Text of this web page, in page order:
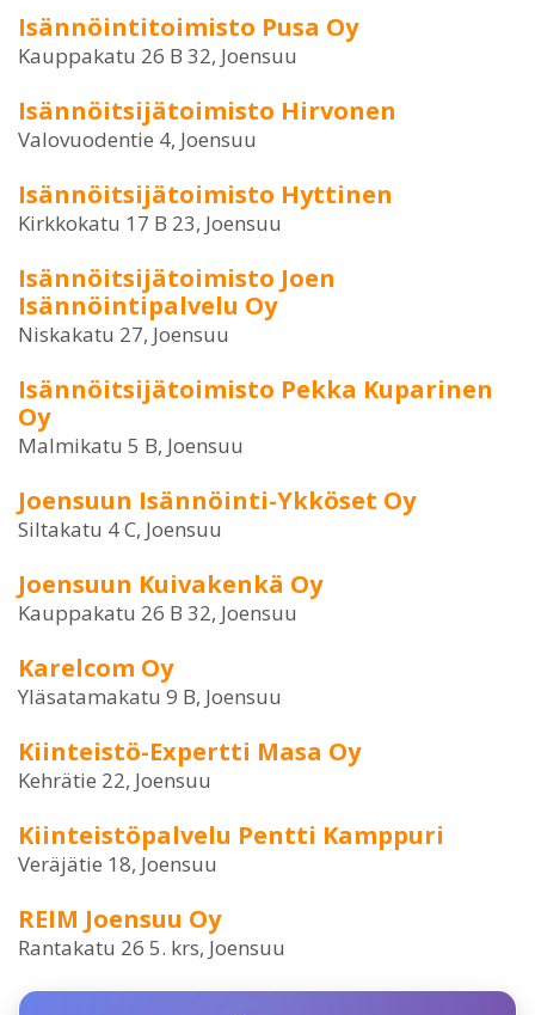
Isännöintitoimisto Pusa Oy
Kauppakatu 26 B 32, Joensuu
Isännöitsijätoimisto Hirvonen
Valovuodentie 4, Joensuu
Isännöitsijätoimisto Hyttinen
Kirkkokatu 17 B 23, Joensuu
Isännöitsijätoimisto Joen
Isännöintipalvelu Oy
Niskakatu 27, Joensuu
Isännöitsijätoimisto Pekka Kuparinen
Oy
Malmikatu 5 B, Joensuu
Joensuun Isännöinti-Ykköset Oy
Siltakatu 4 C, Joensuu
Joensuun Kuivakenkä Oy
Kauppakatu 26 B 32, Joensuu
Karelcom Oy
Yläsatamakatu 9 B, Joensuu
Kiinteistö-Expertti Masa Oy
Kehrätie 22, Joensuu
Kiinteistöpalvelu Pentti Kamppuri
Veräjätie 18, Joensuu
REIM Joensuu Oy
Rantakatu 26 5. krs, Joensuu